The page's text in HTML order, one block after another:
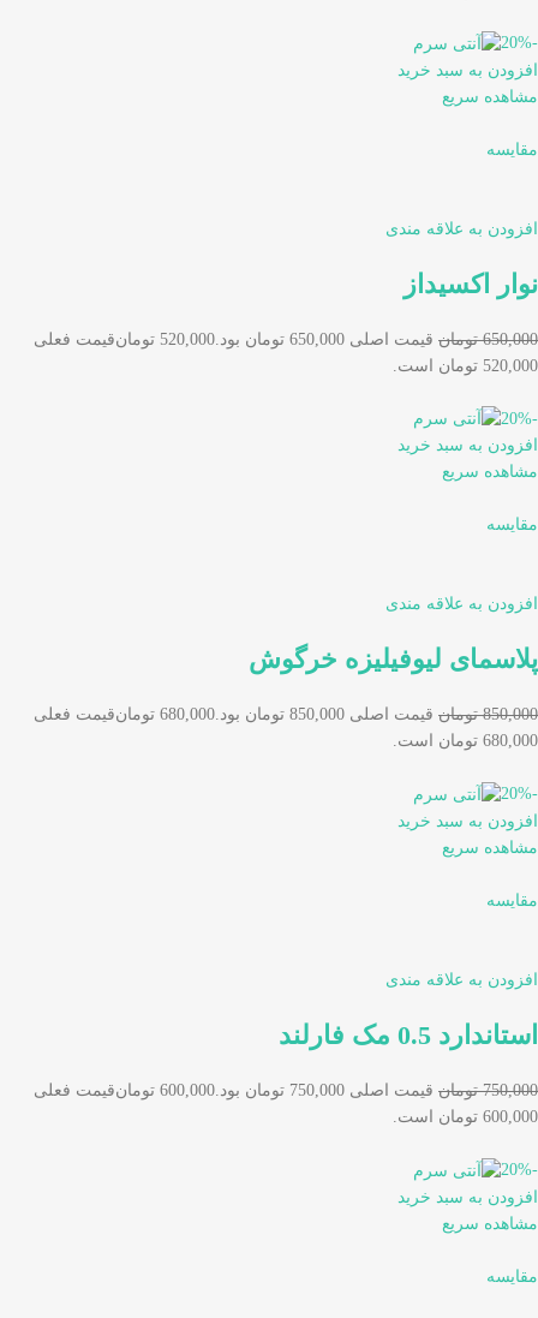
-20%
افزودن به سبد خرید
مشاهده سریع
مقایسه
افزودن به علاقه مندی
نوار اکسیداز
650,000 تومان قیمت اصلی 650,000 تومان بود. 520,000 تومان
قیمت فعلی
520,000 تومان است.
-20%
افزودن به سبد خرید
مشاهده سریع
مقایسه
افزودن به علاقه مندی
پلاسمای لیوفیلیزه خرگوش
850,000 تومان قیمت اصلی 850,000 تومان بود. 680,000 تومان
قیمت فعلی
680,000 تومان است.
-20%
افزودن به سبد خرید
مشاهده سریع
مقایسه
افزودن به علاقه مندی
استاندارد 0.5 مک فارلند
750,000 تومان قیمت اصلی 750,000 تومان بود. 600,000 تومان
قیمت فعلی
600,000 تومان است.
-20%
افزودن به سبد خرید
مشاهده سریع
مقایسه